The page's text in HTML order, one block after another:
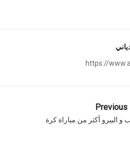
https://
Previous
و البيرو أكثر من مباراة كرة